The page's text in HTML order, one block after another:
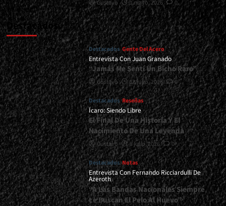
Gustavo 1 mayo, 2026 0
Destacados
Destacados Gente Del Acero
Entrevista Con Juan Granado
“Jamás Me Sentí Un Bicho Raro”
Gustavo 13 julio, 2026 0
Destacados Reseñas
Ícaro: Siendo Libre
El Final De Una Historia Y El
Nacimiento De Una Leyenda
Gustavo 8 julio, 2026 0
Destacados Notas
Entrevista Con Fernando Ricciardulli De
Azeroth
“A Las Bandas Nacionales Siempre
Le Buscan El Pelo Al Huevo”